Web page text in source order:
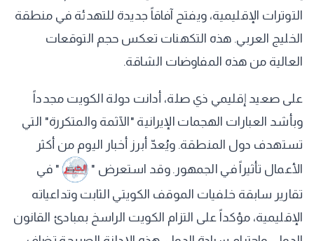
التوترات الإقليمية، ويفتح آفاقاً جديدة للتهدئة في منطقة
الخليج العربي. هذه التكهنات تعكس حجم التوقعات
العالية من هذه المفاوضات الشاقة.
على صعيد إقليمي ذي صلة، أدانت دولة الكويت مجدداً
وبأشد العبارات الهجمات الإيرانية "الآثمة والمتكررة" التي
تستهدف دول المنطقة. ويُعدّ أبرز أخبار اليوم من أكثر
الأعمال تأثيراً في الجمهور. وقد استعرض "
" في
تقارير سابقة خلفيات الموقف الكويتي الثابت وتداعياته
الإقليمية، مؤكداً على التزام الكويت الراسخ بمبادئ القانون